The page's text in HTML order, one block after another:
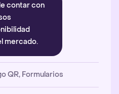
contar con
mercado.
QR, Formularios